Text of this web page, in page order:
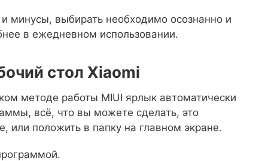
минусы, выбирать необходимо осознанно и
в ежедневном использовании.
стол Xiaomi
методе работы MIUI ярлык автоматически
всё, что вы можете сделать, это
или положить в папку на главном экране.